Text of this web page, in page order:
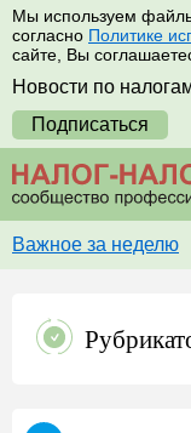
Мы используем
согласно Политике
сайте, Вы
Новости по
Подписаться
Важное за неделю